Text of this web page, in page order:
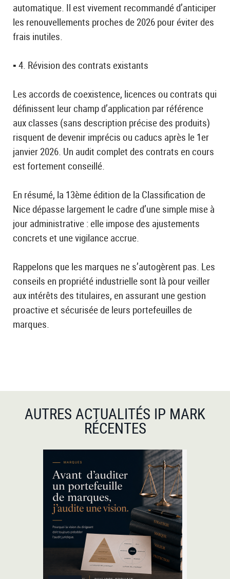
automatique. Il est vivement recommandé d’anticiper
les renouvellements proches de 2026 pour éviter des
frais inutiles.
▪️ 4. Révision des contrats existants
Les accords de coexistence, licences ou contrats qui
définissent leur champ d’application par référence
aux classes (sans description précise des produits)
risquent de devenir imprécis ou caducs après le 1er
janvier 2026. Un audit complet des contrats en cours
est fortement conseillé.
En résumé, la 13ème édition de la Classification de
Nice dépasse largement le cadre d’une simple mise à
jour administrative : elle impose des ajustements
concrets et une vigilance accrue.
Rappelons que les marques ne s’autogèrent pas. Les
conseils en propriété industrielle sont là pour veiller
aux intérêts des titulaires, en assurant une gestion
proactive et sécurisée de leurs portefeuilles de
marques.
AUTRES ACTUALITÉS IP MARK
RÉCENTES